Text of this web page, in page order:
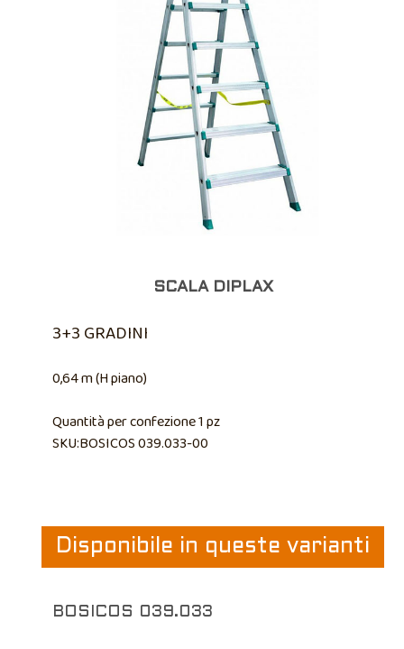
SCALA DIPLAX
3+3 GRADINI
0,64 m (H piano)
Quantità per confezione 1 pz
SKU:BOSICOS 039.033-00
Disponibile in queste varianti
BOSICOS 039.033